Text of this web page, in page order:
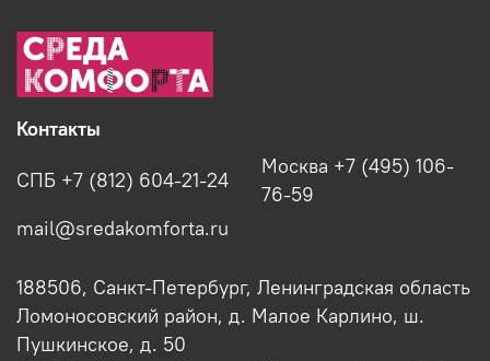
Контакты
СПБ +7 (812) 604-21-24
Москва +7 (495) 106-
76-59
mail@sredakomforta.ru
188506, Санкт-Петербург, Ленинградская область
Ломоносовский район, д. Малое Карлино, ш.
Пушкинское, д. 50